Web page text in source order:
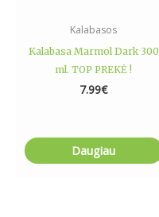
Kalabasos
Kalabasa Marmol Dark 300
ml. TOP PREKĖ !
7.99€
Daugiau